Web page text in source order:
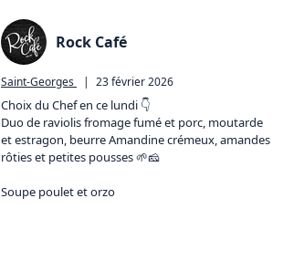
Rock Café
Saint-Georges | 23 février 2026
Choix du Chef en ce lundi 👇
Duo de raviolis fromage fumé et porc, moutarde
et estragon, beurre Amandine crémeux, amandes
rôties et petites pousses 🌱🧀
Soupe poulet et orzo